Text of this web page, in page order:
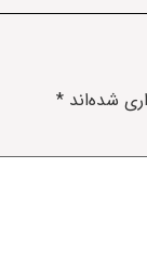
شده‌اند *